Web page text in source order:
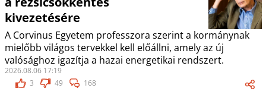
kivezetésére
A Corvinus Egyetem professzora szerint a kormánynak
mielőbb világos tervekkel kell előállni, amely az új
valósághoz igazítja a hazai energetikai rendszert.
2026.08.06 17:19
3
49 168